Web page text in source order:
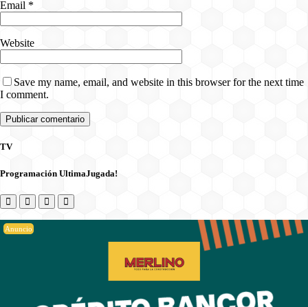
Email *
Website
Save my name, email, and website in this browser for the next time
I comment.
TV
Programación UltimaJugada!
Anuncio